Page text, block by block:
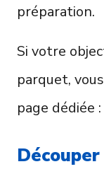
préparation.
Si votre
parquet,
page dédiée :